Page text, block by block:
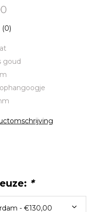
(0)
goud
*